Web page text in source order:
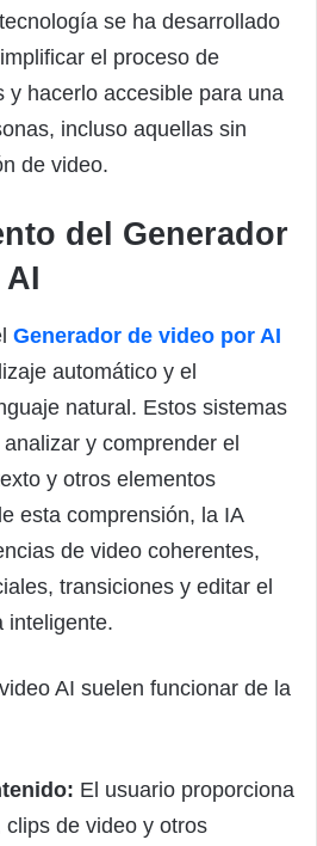
se ha desarrollado
el proceso de
y hacerlo accesible para una
incluso aquellas sin
de video.
del Generador
Generador de video por AI
automático y el
natural. Estos sistemas
y comprender el
y otros elementos
esta comprensión, la IA
de video coherentes,
transiciones y editar el
inteligente.
AI suelen funcionar de la
El usuario proporciona
de video y otros